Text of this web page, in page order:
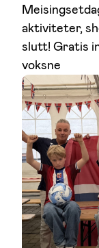
aktiviteter,
slutt! Gratis
voksne